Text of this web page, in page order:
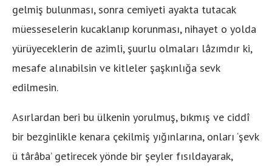
gelmiş bulunması, sonra cemiyeti ayakta tutacak
müesseselerin kucaklanıp korunması, nihayet o yolda
yürüyeceklerin de azimli, şuurlu olmaları lâzımdır ki,
mesafe alınabilsin ve kitleler şaşkınlığa sevk
edilmesin.
Asırlardan beri bu ülkenin yorulmuş, bıkmış ve ciddî
bir bezginlikle kenara çekilmiş yığınlarına, onları ‘şevk
ü târâba’ getirecek yönde bir şeyler fısıldayarak,